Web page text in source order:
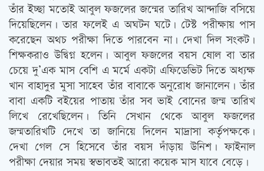
তাঁর ইচ্ছা মতোই আবুল ফজলের জন্মের তারিখ আন্দাজি বসিয়ে
দিয়েছিলেন। তার ফলেই এ অঘটন ঘটে। টেস্ট পরীক্ষায় পাস
করেছেন অথচ পরীক্ষা দিতে পারবেন না। দেখা দিল সংকট।
শিক্ষকরাও উদ্বিগ্ন হলেন। আবুল ফজলের বয়স ষোল বা তার
চেয়ে দু’এক মাস বেশি এ মর্মে একটা এফিডেভিট দিতে অধ্যক্ষ
খান বাহাদুর মুসা সাহেব তাঁর বাবাকে অনুরোধ জানালেন। তাঁর
বাবা একটি বইয়ের পাতায় তাঁর সব ভাই বোনের জন্ম তারিখ
লিখে রেখেছিলেন। তিনি সেখান থেকে আবুল ফজলের
জন্মতারিখটি দেখে তা জানিয়ে দিলেন মাদ্রাসা কর্তৃপক্ষকে।
দেখা গেল সে হিসেবে তাঁর বয়স দাঁড়ায় উনিশ। ফাইনাল
পরীক্ষা দেয়ার সময় স্বভাবতই আরো কয়েক মাস যাবে বেড়ে।